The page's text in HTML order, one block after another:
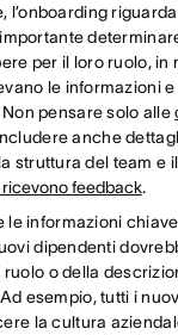
l’onboarding
per il loro ruolo, in
le informazioni
pensare solo alle
anche
struttura del team e
feedback.
le informazioni
dipendenti
o della
esempio, tutti i
la cultura